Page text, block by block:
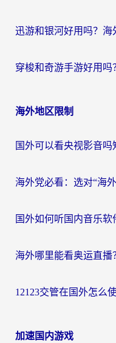
海外地区限制
加速国内游戏